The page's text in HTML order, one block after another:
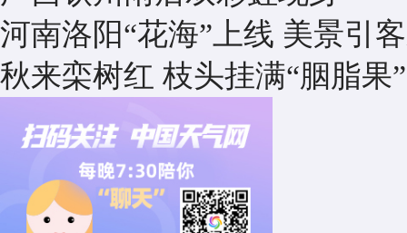
河南洛阳“花海”上线 美景引
秋来栾树红 枝头挂满“胭脂果”